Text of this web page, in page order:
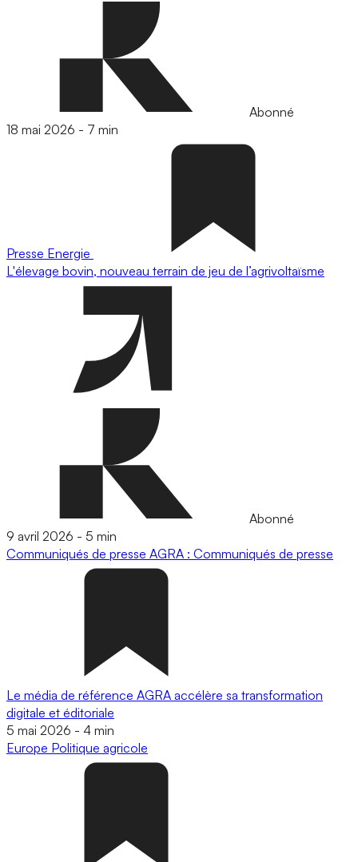
Abonné
18 mai 2026 - 7 min
Presse Energie
L'élevage bovin, nouveau terrain de jeu de l’agrivoltaïsme
Abonné
9 avril 2026 - 5 min
Communiqués de presse AGRA : Communiqués de presse
Le média de référence AGRA accélère sa transformation
digitale et éditoriale
5 mai 2026 - 4 min
Europe Politique agricole